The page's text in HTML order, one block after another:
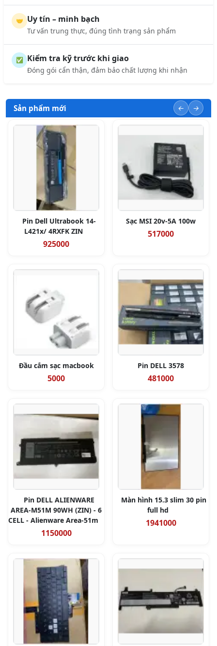
🤝 Uy tín – minh bạch
Tư vấn trung thực, đúng tình trạng sản phẩm
✅ Kiểm tra kỹ trước khi giao
Đóng gói cẩn thận, đảm bảo chất lượng khi nhận
Sản phẩm mới
Pin Dell Ultrabook 14-
L421x/ 4RXFK ZIN
925000
Sạc MSI 20v-5A 100w
517000
Đầu cắm sạc macbook
5000
Pin DELL 3578
481000
Pin DELL ALIENWARE
AREA-M51M 90WH (ZIN) - 6
CELL - Alienware Area-51m
1150000
Màn hình 15.3 slim 30 pin
full hd
1941000